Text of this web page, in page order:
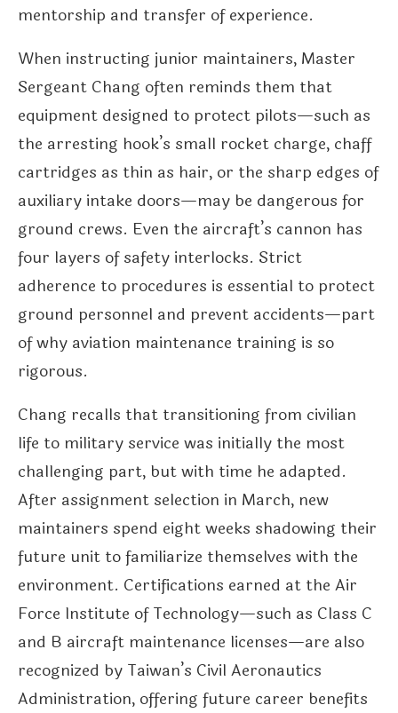
mentorship and transfer of experience.
When instructing junior maintainers, Master
Sergeant Chang often reminds them that
equipment designed to protect pilots—such as
the arresting hook’s small rocket charge, chaff
cartridges as thin as hair, or the sharp edges of
auxiliary intake doors—may be dangerous for
ground crews. Even the aircraft’s cannon has
four layers of safety interlocks. Strict
adherence to procedures is essential to protect
ground personnel and prevent accidents—part
of why aviation maintenance training is so
rigorous.
Chang recalls that transitioning from civilian
life to military service was initially the most
challenging part, but with time he adapted.
After assignment selection in March, new
maintainers spend eight weeks shadowing their
future unit to familiarize themselves with the
environment. Certifications earned at the Air
Force Institute of Technology—such as Class C
and B aircraft maintenance licenses—are also
recognized by Taiwan’s Civil Aeronautics
Administration, offering future career benefits